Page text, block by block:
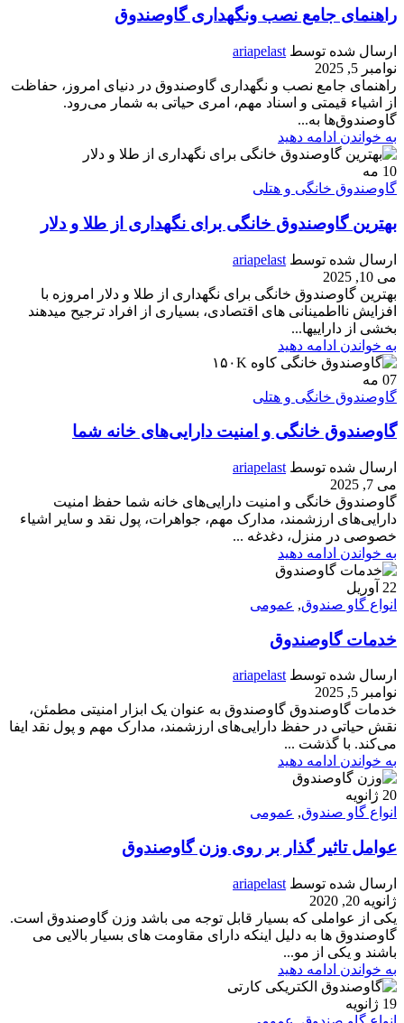
راهنمای جامع نصب ونگهداری گاوصندوق
ارسال شده توسط ariapelast
نوامبر 5, 2025
راهنمای جامع نصب و نگهداری گاوصندوق در دنیای امروز، حفاظت
از اشیاء قیمتی و اسناد مهم، امری حیاتی به شمار می‌رود.
گاوصندوق‌ها به...
به خواندن ادامه دهید
10 مه
گاوصندوق خانگی و هتلی
بهترین گاوصندوق خانگی برای نگهداری از طلا و دلار
ارسال شده توسط ariapelast
می 10, 2025
بهترین گاوصندوق خانگی برای نگهداری از طلا و دلار امروزه با
افزایش نااطمینانی های اقتصادی، بسیاری از افراد ترجیح میدهند
بخشی از داراییها...
به خواندن ادامه دهید
07 مه
گاوصندوق خانگی و هتلی
گاوصندوق خانگی و امنیت دارایی‌های خانه شما
ارسال شده توسط ariapelast
می 7, 2025
گاوصندوق خانگی و امنیت دارایی‌های خانه شما حفظ امنیت
دارایی‌های ارزشمند، مدارک مهم، جواهرات، پول نقد و سایر اشیاء
خصوصی در منزل، دغدغه ...
به خواندن ادامه دهید
22 آوریل
انواع گاو صندوق, عمومی
خدمات گاوصندوق
ارسال شده توسط ariapelast
نوامبر 5, 2025
خدمات گاوصندوق گاوصندوق به عنوان یک ابزار امنیتی مطمئن،
نقش حیاتی در حفظ دارایی‌های ارزشمند، مدارک مهم و پول نقد ایفا
می‌کند. با گذشت ...
به خواندن ادامه دهید
20 ژانویه
انواع گاو صندوق, عمومی
عوامل تاثیر گذار بر روی وزن گاوصندوق
ارسال شده توسط ariapelast
ژانویه 20, 2020
یکی از عواملی که بسیار قابل توجه می باشد وزن گاوصندوق است.
گاوصندوق ها به دلیل اینکه دارای مقاومت های بسیار بالایی می
باشند و یکی از مو...
به خواندن ادامه دهید
19 ژانویه